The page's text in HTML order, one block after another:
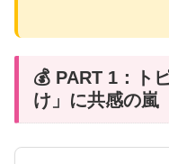
💰 PART 1：ト
け」に共感の嵐